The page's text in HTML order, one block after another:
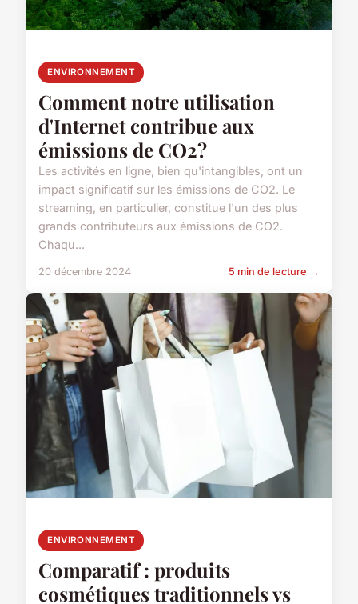
ENVIRONNEMENT
Comment notre utilisation
d'Internet contribue aux
émissions de CO2?
Les activités en ligne, bien qu'intangibles, ont un
impact significatif sur les émissions de CO2. Le
streaming, en particulier, constitue l'un des plus
grands contributeurs aux émissions de CO2.
Chaqu...
20 décembre 2024 5 min de lecture →
ENVIRONNEMENT
Comparatif : produits
cosmétiques traditionnels vs